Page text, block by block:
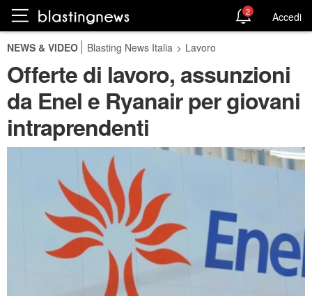
2 Accedi
NEWS & VIDEO Blasting News Italia > Lavoro
Offerte di lavoro, assunzioni
da Enel e Ryanair per giovani
intraprendenti